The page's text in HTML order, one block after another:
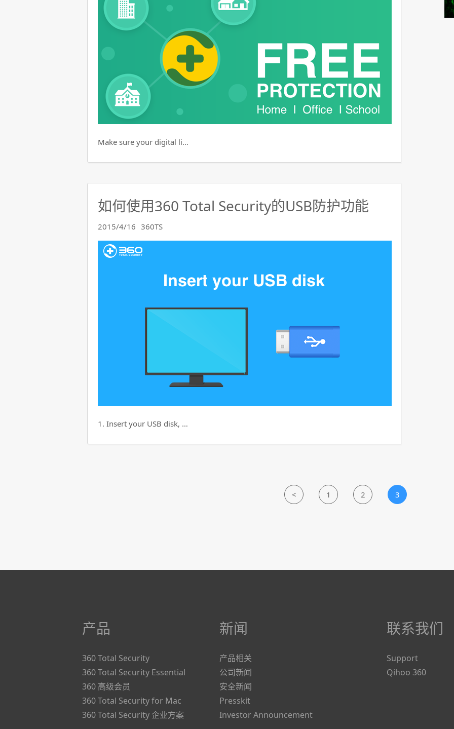
Make sure your digital li…
如何使用360 Total Security的USB防护功能
2015/4/16 360TS
1. Insert your USB disk, …
< 1 2 3
产品
360 Total Security
360 Total Security Essential
360 高级会员
360 Total Security for Mac
360 Total Security 企业方案
新闻
产品相关
公司新闻
安全新闻
Presskit
Investor Announcement
联系我们
Support
Qihoo 360